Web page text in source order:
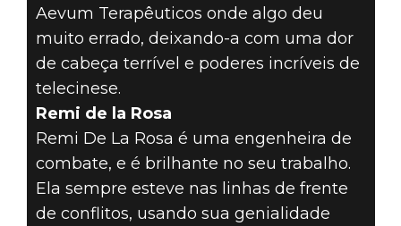
Aevum Terapêuticos onde algo deu
muito errado, deixando-a com uma dor
de cabeça terrível e poderes incríveis de
telecinese.
Remi de la Rosa
Remi De La Rosa é uma engenheira de
combate, e é brilhante no seu trabalho.
Ela sempre esteve nas linhas de frente
de conflitos, usando sua genialidade